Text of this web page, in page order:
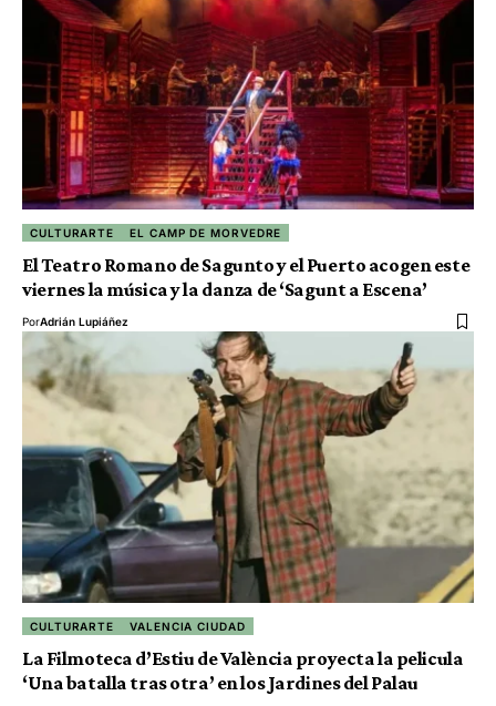
CULTURARTE EL CAMP DE MORVEDRE
El Teatro Romano de Sagunto y el Puerto acogen este
viernes la música y la danza de ‘Sagunt a Escena’
PorAdrián Lupiáñez
CULTURARTE VALENCIA CIUDAD
La Filmoteca d’Estiu de València proyecta la pelicula
‘Una batalla tras otra’ en los Jardines del Palau